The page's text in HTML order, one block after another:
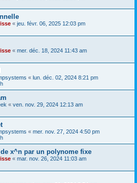
« jeu. févr. 06, 2025 12:03 pm
« mer. déc. 18, 2024 11:43 am
« lun. déc. 02, 2024 8:21 pm
« ven. nov. 29, 2024 12:13 am
« mer. nov. 27, 2024 4:50 pm
x^n par un polynome fixe
« mar. nov. 26, 2024 11:03 am